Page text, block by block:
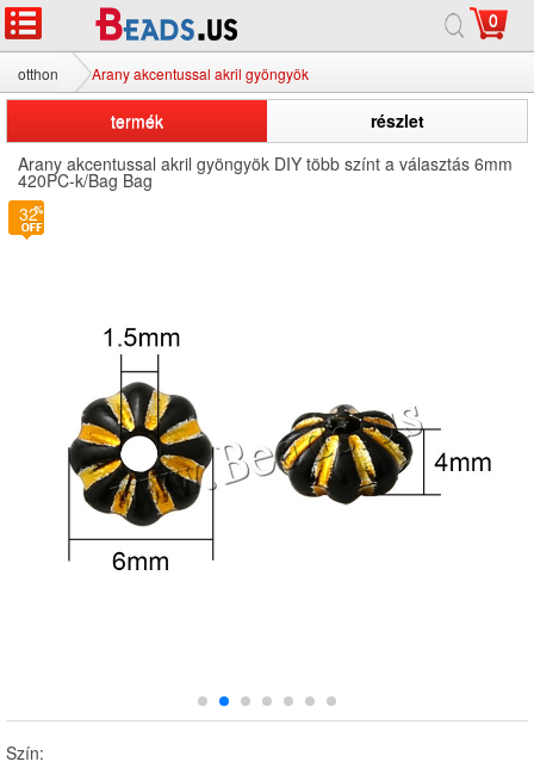
0
otthon Arany akcentussal akril gyöngyök
termék
részlet
Arany akcentussal akril gyöngyök DIY több színt a választás 6mm
420PC-k/Bag Bag
32
Szín: